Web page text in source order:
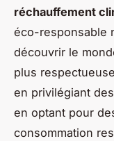
réchauffement
éco-responsable
découvrir le
plus
en privilégiant
en optant pour
consommation